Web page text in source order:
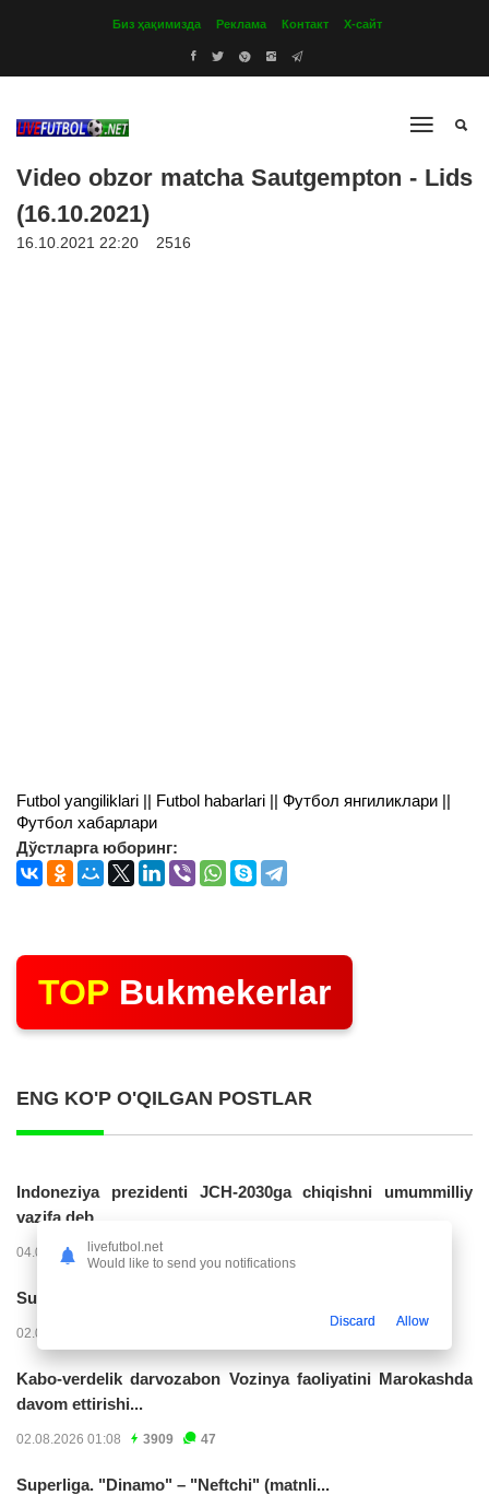
Биз ҳақимизда Реклама Контакт Х-сайт
Video obzor matcha Sautgempton - Lids
(16.10.2021)
16.10.2021 22:20 2516
Futbol yangiliklari || Futbol habarlari || Футбол янгиликлари ||
Футбол хабарлари
Дўстларга юборинг:
TOP Bukmekerlar
ENG KO'P O'QILGAN POSTLAR
Indoneziya prezidenti JCH-2030ga chiqishni umummilliy
vazifa deb...
04.08.2026 02:11 14223
Superliga. “Buxoro” - “Lokomotiv”...
02.08.2026 03:08
Kabo-verdelik darvozabon Vozinya faoliyatini Marokashda
davom ettirishi...
02.08.2026 01:08 3909 47
Superliga. "Dinamo" – "Neftchi" (matnli...
livefutbol.net
Would like to send you notifications
Discard Allow